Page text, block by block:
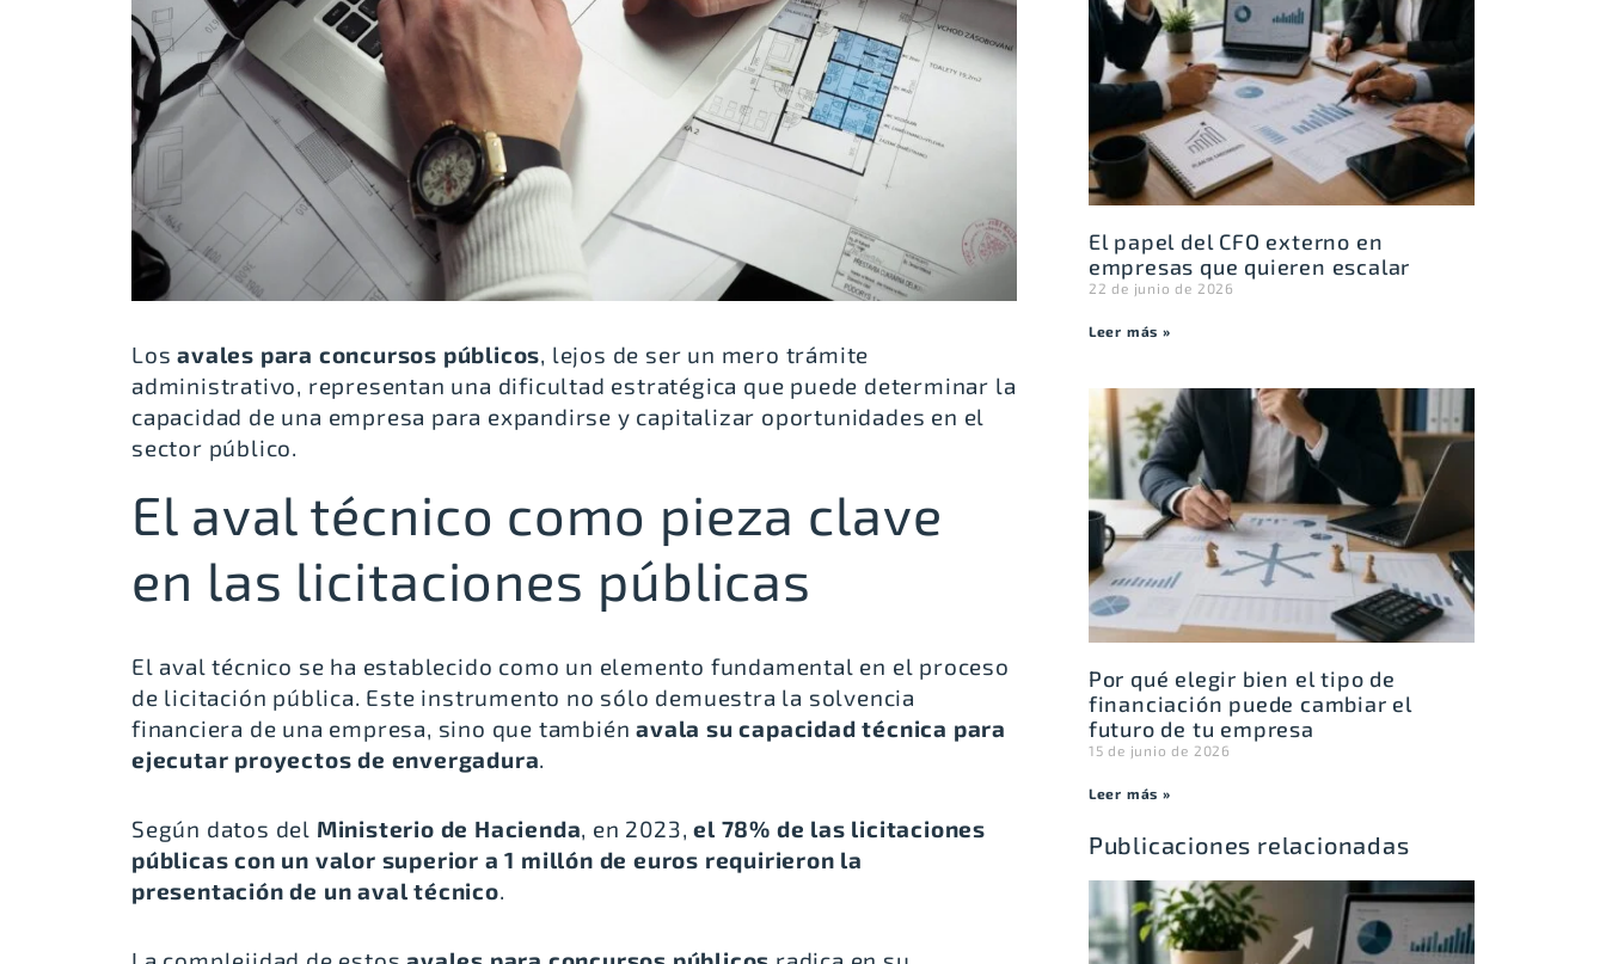
Losavales para concursos públicos, lejos de ser un mero trámite
administrativo, representan una dificultad estratégica que puede determinar la
capacidad de una empresa para expandirse y capitalizar oportunidades en el
sector público.
El aval técnico como pieza clave
en las licitaciones públicas
El aval técnico se ha establecido como un elemento fundamental en el proceso
de licitación pública. Este instrumento no sólo demuestra la solvencia
financiera de una empresa, sino que tambiénavala su capacidad técnica para
ejecutar proyectos de envergadura.
Según datos del Ministerio de Hacienda, en 2023,el 78% de las licitaciones
públicas con un valor superior a 1 millón de euros requirieron la
presentación de un aval técnico.
El papel del CFO externo en
empresas que quieren escalar
22 de junio de 2026
Leer más »
Por qué elegir bien el tipo de
financiación puede cambiar el
futuro de tu empresa
15 de junio de 2026
Leer más »
Publicaciones relacionadas